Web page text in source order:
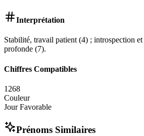
Interprétation
Stabilité, travail patient (4) ; introspection
profonde (7).
Chiffres Compatibles
1 268
Couleur
Jour Favorable
Prénoms Similaires